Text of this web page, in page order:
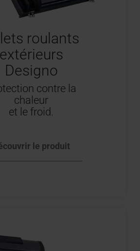
roulants
extérieurs
Designo
contre la
chaleur
et le froid.
le produit